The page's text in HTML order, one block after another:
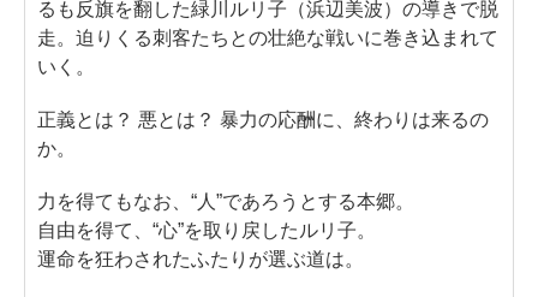
るも反旗を翻した緑川ルリ子（浜辺美波）の導きで脱
走。迫りくる刺客たちとの壮絶な戦いに巻き込まれて
いく。
正義とは？ 悪とは？ 暴力の応酬に、終わりは来るの
か。
力を得てもなお、“人”であろうとする本郷。
自由を得て、“心”を取り戻したルリ子。
運命を狂わされたふたりが選ぶ道は。